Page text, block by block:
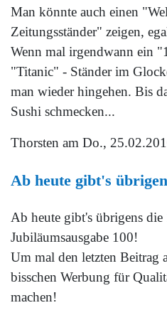
Man könnte auch einen
Zeitungsständer" zeigen,
Wenn mal irgendwann ein
"Titanic" - Ständer im
man wieder hingehen. Bis
Sushi schmecken...
Thorsten am Do.,
Ab heute gibt's
Ab heute gibt's übrigens die
Jubiläumsausgabe 100!
Um mal den letzten Beitrag
bisschen Werbung für
machen!